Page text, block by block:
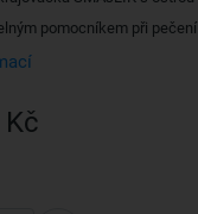
pomocníkem při
Kč